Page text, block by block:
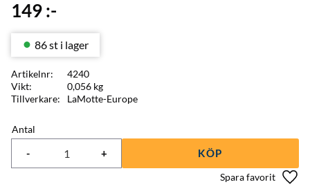
149:-
Antal
+
- KÖP
86 st i lager
Artikelnr
4240
Vikt
0,056 kg
Tillverkare
LaMotte-Europe